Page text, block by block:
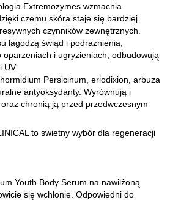
Extremozymes wzmacnia
czemu skóra staje się bardziej
czynników zewnętrznych.
łagodzą świąd i podrażnienia,
oparzeniach i ugryzieniach, odbudowują
UV.
Persicinum, eriodixion, arbuza
antyoksydanty. Wyrównują i
chronią ją przed przedwczesnym
to świetny wybór dla regeneracji
Youth Body Serum na nawilżoną
się wchłonie. Odpowiedni do